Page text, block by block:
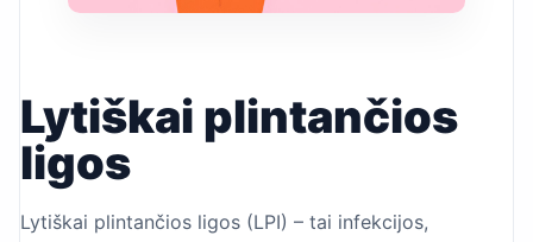
Lytiškai plintančios
ligos
Lytiškai plintančios ligos (LPI) – tai infekcijos,